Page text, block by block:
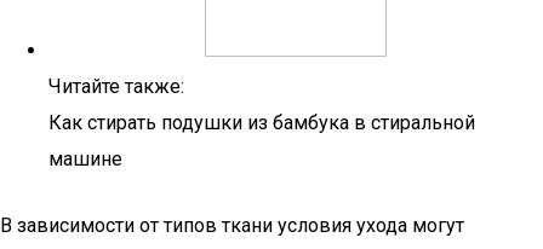
Читайте также:
Как стирать подушки из бамбука в стиральной
машине
В зависимости от типов ткани условия ухода могут